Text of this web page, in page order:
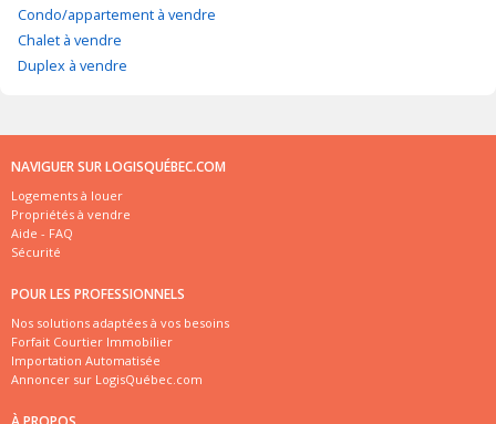
Condo/appartement à vendre
Chalet à vendre
Duplex à vendre
NAVIGUER SUR LOGISQUÉBEC.COM
Logements à louer
Propriétés à vendre
Aide - FAQ
Sécurité
POUR LES PROFESSIONNELS
Nos solutions adaptées à vos besoins
Forfait Courtier Immobilier
Importation Automatisée
Annoncer sur LogisQuébec.com